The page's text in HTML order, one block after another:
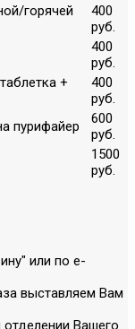
горячей
400
руб.
400
руб.
+
400
руб.
пурифайер
600
руб.
1500
руб.
или по е-
выставляем Вам
Вашего